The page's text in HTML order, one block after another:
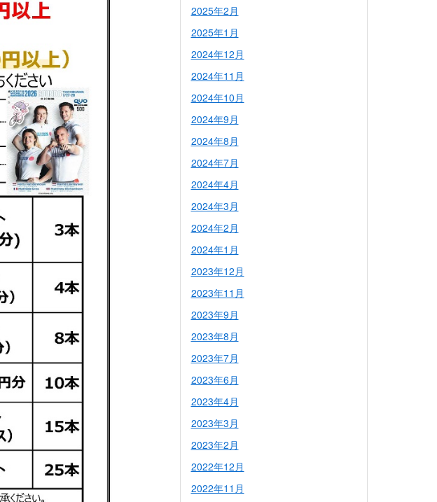
2025年2月
2025年1月
2024年12月
2024年11月
2024年10月
2024年9月
2024年8月
2024年7月
2024年4月
2024年3月
2024年2月
2024年1月
2023年12月
2023年11月
2023年9月
2023年8月
2023年7月
2023年6月
2023年4月
2023年3月
2023年2月
2022年12月
2022年11月